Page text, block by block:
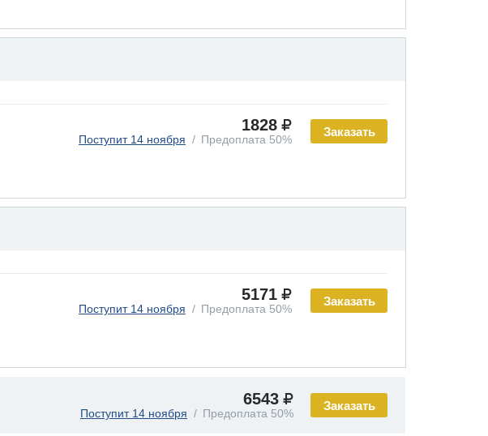
Заказать
1828
Поступит 14 ноября Предоплата 50%
Заказать
5171
Поступит 14 ноября Предоплата 50%
Заказать
6543
Поступит 14 ноября Предоплата 50%